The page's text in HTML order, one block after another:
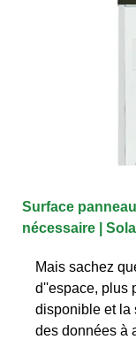
Surface
nécessaire |
Mais sachez
d''espace, plus
disponible et la
des données à